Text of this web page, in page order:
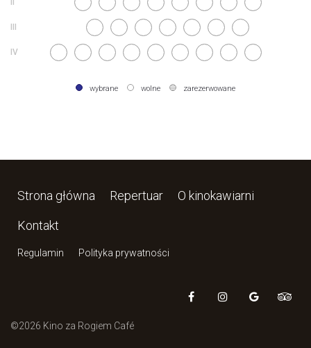
wybrane wolne zarezerwowane
Strona główna Repertuar O kinokawiarni
Kontakt
Regulamin Polityka prywatności
©2026 Kino za Rogiem Café